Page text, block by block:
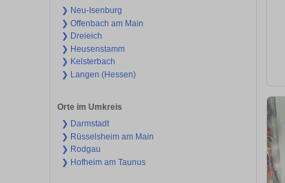
❯ Neu-Isenburg
❯ Offenbach am Main
❯ Dreieich
❯ Heusenstamm
❯ Kelsterbach
❯ Langen (Hessen)
Orte im Umkreis
❯ Darmstadt
❯ Rüsselsheim am Main
❯ Rodgau
❯ Hofheim am Taunus